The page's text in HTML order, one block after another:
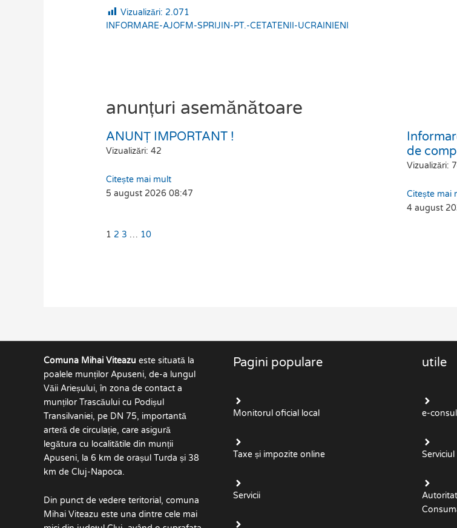
Vizualizări: 2.071
INFORMARE-AJOFM-SPRIJIN-PT.-CETATENII-UCRAINIENI
anunțuri asemănătoare
ANUNȚ IMPORTANT !
Vizualizări: 42
Citește mai mult
5 august 202608:47
de
Vizualizări:
Citește mai
4 august
Page
1
Page
2
Page
3 …
Page
10
Comuna Mihai Viteazu este situată la
poalele munților Apuseni, de-a lungul
Văii Arieșului, în zona de contact a
munților Trascăului cu Podișul
Transilvaniei, pe DN 75, importantă
arteră de circulație, care asigură
legătura cu localitătile din munții
Apuseni, la 6 km de orașul Turda și 38
km de Cluj-Napoca.
Din punct de vedere teritorial, comuna
Mihai Viteazu este una dintre cele mai
Pagini populare
Monitorul oficial local
Taxe și impozite online
Servicii
utile
e-